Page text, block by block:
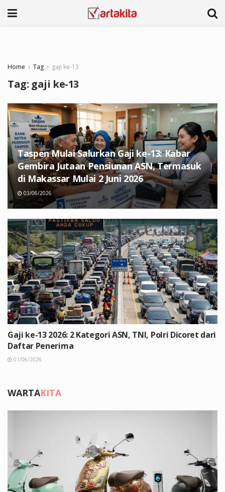
Home Tag gaji ke-13
Tag: gaji ke-13
Taspen Mulai Salurkan Gaji ke-13: Kabar
Gembira Jutaan Pensiunan ASN, Termasuk
di Makassar Mulai 2 Juni 2026
03/06/2026
Gaji ke-13 2026: 2 Kategori ASN, TNI, Polri Dicoret dari
Daftar Penerima
01/06/2026
WARTAKITA